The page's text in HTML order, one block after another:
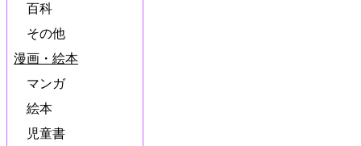
百科
その他
漫画・絵本
マンガ
絵本
児童書